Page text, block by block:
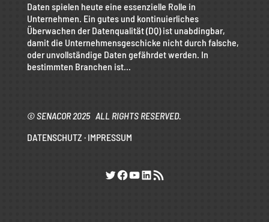
Daten spielen heute eine essenzielle Rolle in
Unternehmen. Ein gutes und kontinuierliches
Überwachen der Datenqualität (DQ) ist unabdingbar,
damit die Unternehmensgeschicke nicht durch falsche,
oder unvollständige Daten gefährdet werden. In
bestimmten Branchen ist...
© SENACOR 2025 ALL RIGHTS RESERVED.
DATENSCHUTZ · IMPRESSUM
Twitter
Facebook
YouTube
LinkedIn
RSS-Feed